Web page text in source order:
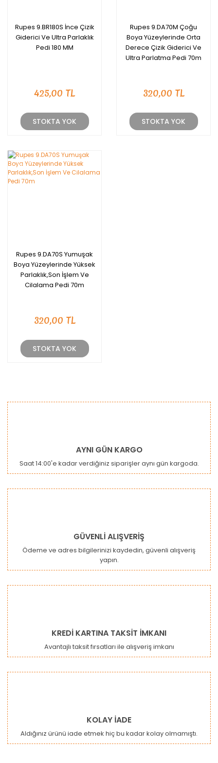
Rupes 9.BR180S İnce Çizik
Giderici Ve Ultra Parlaklık
Pedi 180 MM
425,00 TL
STOKTA YOK
Rupes 9.DA70M Çoğu
Boya Yüzeylerinde Orta
Derece Çizik Giderici Ve
Ultra Parlatma Pedi 70m
320,00 TL
STOKTA YOK
YENİ
Rupes 9.DA70S Yumuşak
Boya Yüzeylerinde Yüksek
Parlaklık,Son İşlem Ve
Cilalama Pedi 70m
320,00 TL
STOKTA YOK
AYNI GÜN KARGO
Saat 14:00'e kadar verdiğiniz siparişler aynı gün kargoda.
GÜVENLİ ALIŞVERİŞ
Ödeme ve adres bilgilerinizi kaydedin, güvenli alışveriş
yapın.
KREDİ KARTINA TAKSİT İMKANI
Avantajlı taksit fırsatları ile alışveriş imkanı
KOLAY İADE
Aldığınız ürünü iade etmek hiç bu kadar kolay olmamıştı.